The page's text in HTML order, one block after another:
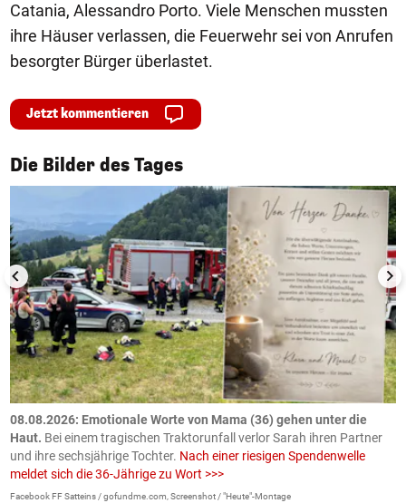
Catania, Alessandro Porto. Viele Menschen mussten
ihre Häuser verlassen, die Feuerwehr sei von Anrufen
besorgter Bürger überlastet.
Jetzt kommentieren
Die Bilder des Tages
1/50
08.08.2026: Emotionale Worte von Mama (36) gehen unter die
Haut. Bei einem tragischen Traktorunfall verlor Sarah ihren Partner
und ihre sechsjährige Tochter. Nach einer riesigen Spendenwelle
meldet sich die 36-Jährige zu Wort >>>
Facebook FF Satteins / gofundme.com, Screenshot / "Heute"-Montage